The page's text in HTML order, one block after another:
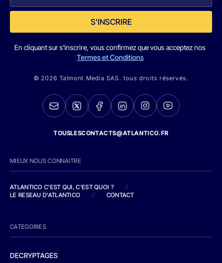
S'INSCRIRE
En cliquant sur s'inscrire, vous confirmez que vous acceptez nos
Termes et Conditions
© 2026 Talmont Media SAS. tous droits réservés.
TOUSLESCONTACTS@ATLANTICO.FR
MIEUX NOUS CONNAITRE
ATLANTICO C'EST QUI, C'EST QUOI ?
/
LE RESEAU D'ATLANTICO
/ CONTACT
CATEGORIES
DECRYPTAGES